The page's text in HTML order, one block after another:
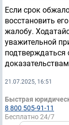
Если срок
восстановить
жалобу.
уважительной
21.07.2025, 16:51
Быстрая
8 800 505-91-11
Бесплатно 24/7